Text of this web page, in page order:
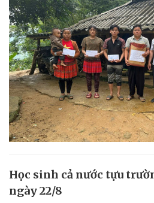
Học sinh cả nước tựu
ngày 22/8